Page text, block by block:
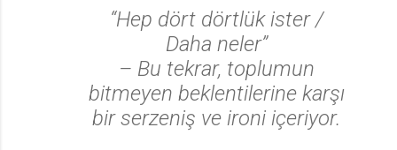
“Hep dört dörtlük ister /
Daha neler”
– Bu tekrar, toplumun
bitmeyen beklentilerine karşı
bir serzeniş ve ironi içeriyor.
♩